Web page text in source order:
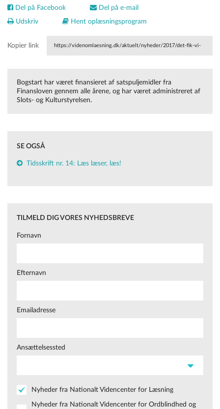
Del på Facebook
Del på e-mail
Udskriv
Hent oplæsningsprogram
Kopier link https://videnomlaesning.dk/aktuelt/nyheder/2017/det-fik-vi-
Bogstart har været finansieret af satspuljemidler fra
Finansloven gennem alle årene, og har været administreret af
Slots- og Kulturstyrelsen.
SE OGSÅ
Tidsskrift nr. 14: Læs læser, læs!
TILMELD DIG VORES NYHEDSBREVE
Fornavn
Efternavn
Emailadresse
Ansættelsessted
Nyheder fra Nationalt Videncenter for Læsning
Nyheder fra Nationalt Videncenter for Ordblindhed og